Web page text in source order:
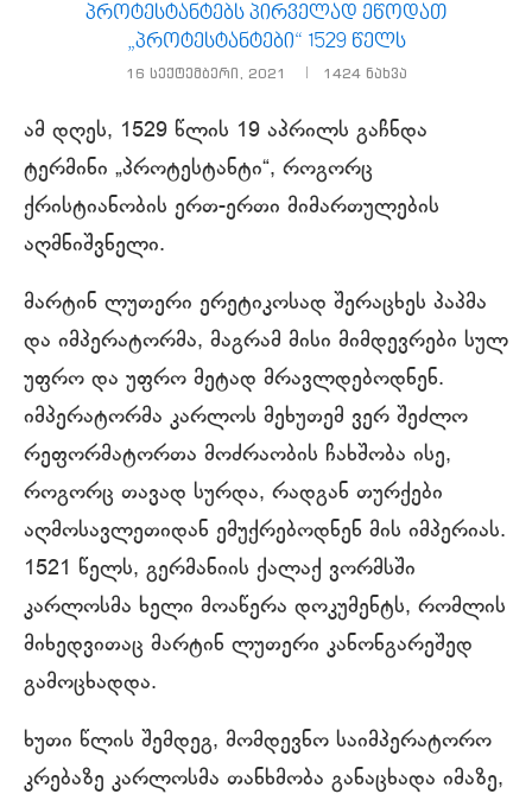
პროტესტანტებს პირველად ეწოდათ
„პროტესტანტები“ 1529 წელს
16 სექტემბერი, 2021 1424ნახვა
ამ დღეს, 1529 წლის 19 აპრილს გაჩნდა
ტერმინი „პროტესტანტი“, როგორც
ქრისტიანობის ერთ-ერთი მიმართულების
აღმნიშვნელი.
მარტინ ლუთერი ერეტიკოსად შერაცხეს პაპმა
და იმპერატორმა, მაგრამ მისი მიმდევრები სულ
უფრო და უფრო მეტად მრავლდებოდნენ.
იმპერატორმა კარლოს მეხუთემ ვერ შეძლო
რეფორმატორთა მოძრაობის ჩახშობა ისე,
როგორც თავად სურდა, რადგან თურქები
აღმოსავლეთიდან ემუქრებოდნენ მის იმპერიას.
1521 წელს, გერმანიის ქალაქ ვორმსში
კარლოსმა ხელი მოაწერა დოკუმენტს, რომლის
მიხედვითაც მარტინ ლუთერი კანონგარეშედ
გამოცხადდა.
ხუთი წლის შემდეგ, მომდევნო საიმპერატორო
კრებაზე კარლოსმა თანხმობა განაცხადა იმაზე,